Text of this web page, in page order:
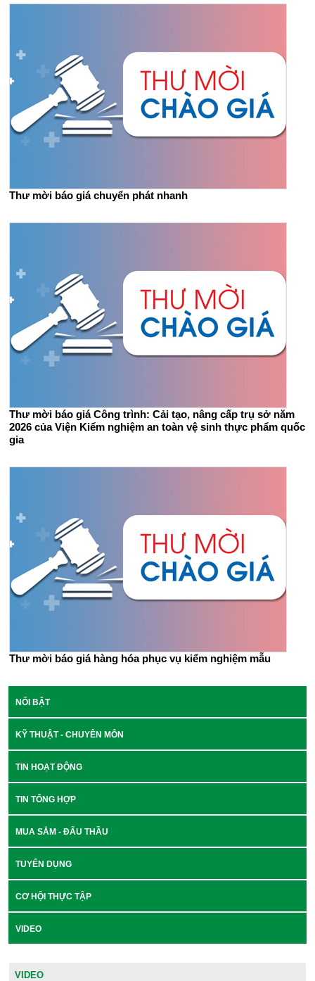
Thư mời báo giá chuyển phát nhanh
Thư mời báo giá Công trình: Cải tạo, nâng cấp trụ sở năm
2026 của Viện Kiểm nghiệm an toàn vệ sinh thực phẩm quốc
gia
Thư mời báo giá hàng hóa phục vụ kiểm nghiệm mẫu
NỔI BẬT
KỸ THUẬT - CHUYÊN MÔN
TIN HOẠT ĐỘNG
TIN TỔNG HỢP
MUA SẮM - ĐẤU THẦU
TUYỂN DỤNG
CƠ HỘI THỰC TẬP
VIDEO
VIDEO